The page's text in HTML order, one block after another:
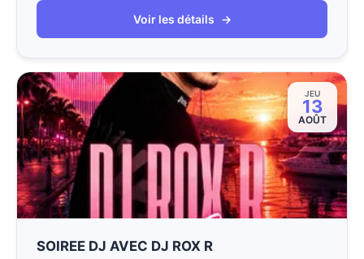
Voir les détails →
JEU
13
AOÛT
SOIREE DJ AVEC DJ ROX R